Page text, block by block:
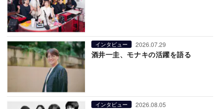
インタビュー 2026.07.29
酒井一圭、モナキの活躍を語る
インタビュー 2026.08.05